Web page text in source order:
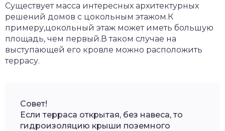
Существует масса интересных архитектурных
решений домов с цокольным этажом.К
примеру,цокольный этаж может иметь большую
площадь, чем первый.В таком случае на
выступающей его кровле можно расположить
террасу.
Совет!
Если терраса открытая, без навеса, то
гидроизоляцию крыши поземного